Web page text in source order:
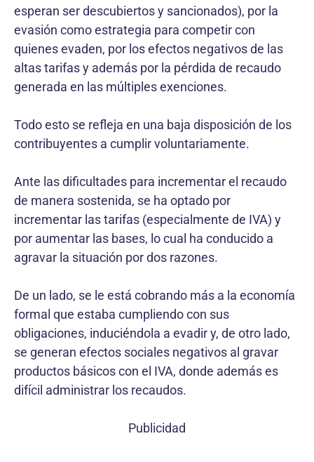
esperan ser descubiertos y sancionados), por la
evasión como estrategia para competir con
quienes evaden, por los efectos negativos de las
altas tarifas y además por la pérdida de recaudo
generada en las múltiples exenciones.
Todo esto se refleja en una baja disposición de los
contribuyentes a cumplir voluntariamente.
Ante las dificultades para incrementar el recaudo
de manera sostenida, se ha optado por
incrementar las tarifas (especialmente de IVA) y
por aumentar las bases, lo cual ha conducido a
agravar la situación por dos razones.
De un lado, se le está cobrando más a la economía
formal que estaba cumpliendo con sus
obligaciones, induciéndola a evadir y, de otro lado,
se generan efectos sociales negativos al gravar
productos básicos con el IVA, donde además es
difícil administrar los recaudos.
Publicidad